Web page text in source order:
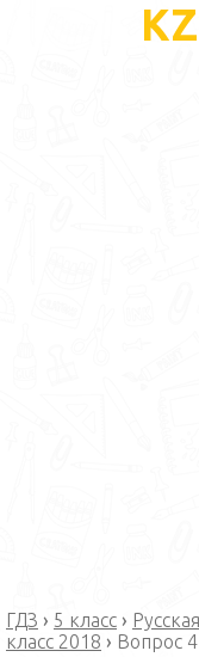
KZ
ГДЗ › 5 класс ›
класс 2018 › Вопрос 4